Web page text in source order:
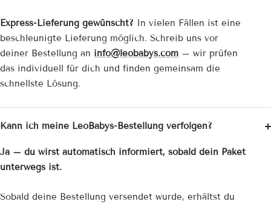
Express-Lieferung gewünscht? In vielen Fällen ist eine
beschleunigte Lieferung möglich. Schreib uns vor
deiner Bestellung an info@leobabys.com – wir prüfen
das individuell für dich und finden gemeinsam die
schnellste Lösung.
Kann ich meine LeoBabys-Bestellung verfolgen?
Ja – du wirst automatisch informiert, sobald dein Paket
unterwegs ist.
Sobald deine Bestellung versendet wurde, erhältst du